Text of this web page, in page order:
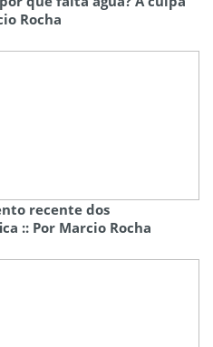
Rocha
recente dos
:: Por Marcio Rocha